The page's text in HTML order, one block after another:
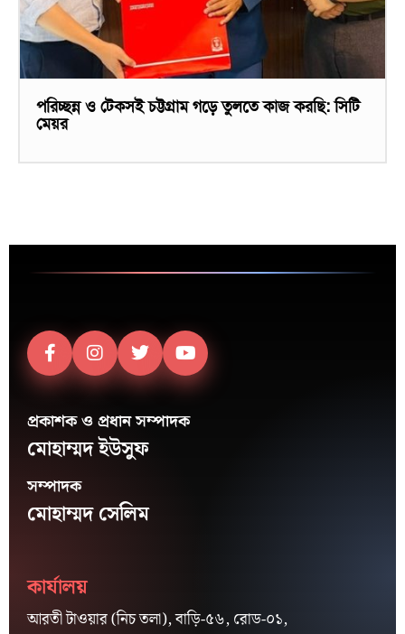
পরিচ্ছন্ন ও টেকসই চট্টগ্রাম গড়ে তুলতে কাজ করছি: সিটি
মেয়র
প্রকাশক ও প্রধান সম্পাদক
মোহাম্মদ ইউসুফ
সম্পাদক
মোহাম্মদ সেলিম
কার্যালয়
আরতী টাওয়ার (নিচ তলা), বাড়ি-৫৬, রোড-০১,